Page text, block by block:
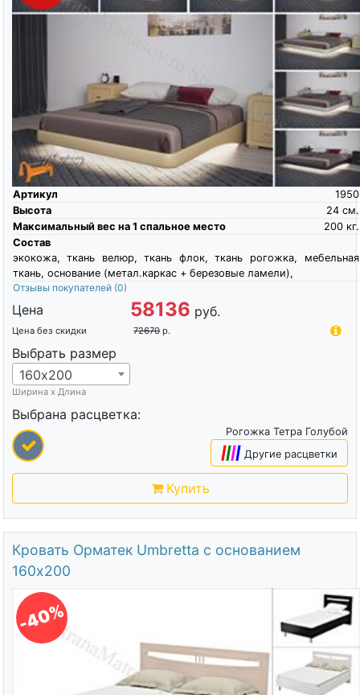
Артикул
1950
Высота
см.
24
Максимальный вес на 1 спальное место
кг.
200
Состав
экокожа, ткань велюр, ткань флок, ткань рогожка, мебельная
ткань, основание (метал.каркас + березовые ламели),
Отзывы покупателей (0)
Цена 58136 руб.
Цена без скидки 72670 р.
Выбрать размер
160х200
Ширина х Длина
Выбрана расцветка:
Рогожка Тетра Голубой
|||| Другие расцветки
Купить
Кровать Орматек Umbretta с основанием
160х200
-40%